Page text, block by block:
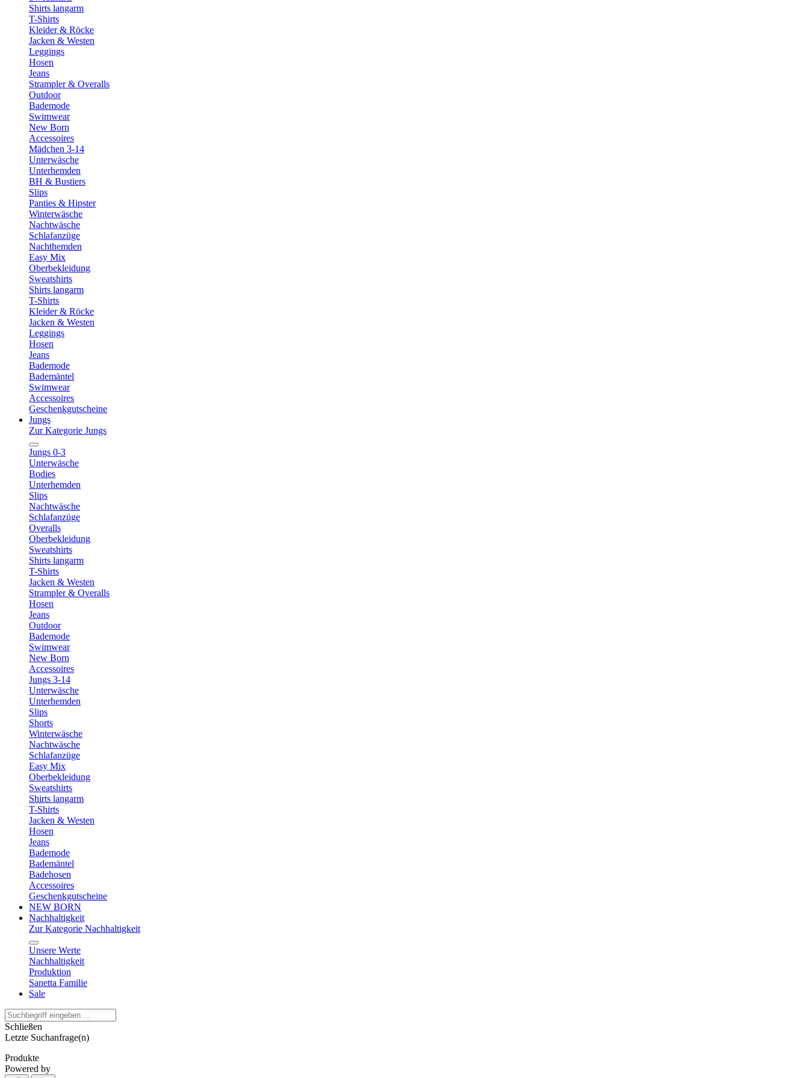
Shirts langarm
T-Shirts
Kleider & Röcke
Jacken & Westen
Leggings
Hosen
Jeans
Strampler & Overalls
Outdoor
Bademode
Swimwear
New Born
Accessoires
Mädchen 3-14
Unterwäsche
Unterhemden
BH & Bustiers
Slips
Panties & Hipster
Winterwäsche
Nachtwäsche
Schlafanzüge
Nachthemden
Easy Mix
Oberbekleidung
Sweatshirts
Shirts langarm
T-Shirts
Kleider & Röcke
Jacken & Westen
Leggings
Hosen
Jeans
Bademode
Bademäntel
Swimwear
Accessoires
Geschenkgutscheine
Jungs
Zur Kategorie Jungs
Jungs 0-3
Unterwäsche
Bodies
Unterhemden
Slips
Nachtwäsche
Schlafanzüge
Overalls
Oberbekleidung
Sweatshirts
Shirts langarm
T-Shirts
Jacken & Westen
Strampler & Overalls
Hosen
Jeans
Outdoor
Bademode
Swimwear
New Born
Accessoires
Jungs 3-14
Unterwäsche
Unterhemden
Slips
Shorts
Winterwäsche
Nachtwäsche
Schlafanzüge
Easy Mix
Oberbekleidung
Sweatshirts
Shirts langarm
T-Shirts
Jacken & Westen
Hosen
Jeans
Bademode
Bademäntel
Badehosen
Accessoires
Geschenkgutscheine
NEW BORN
Nachhaltigkeit
Zur Kategorie Nachhaltigkeit
Unsere Werte
Nachhaltigkeit
Produktion
Sanetta Familie
Sale
Schließen
Letzte Suchanfrage(n)
Produkte
Powered by